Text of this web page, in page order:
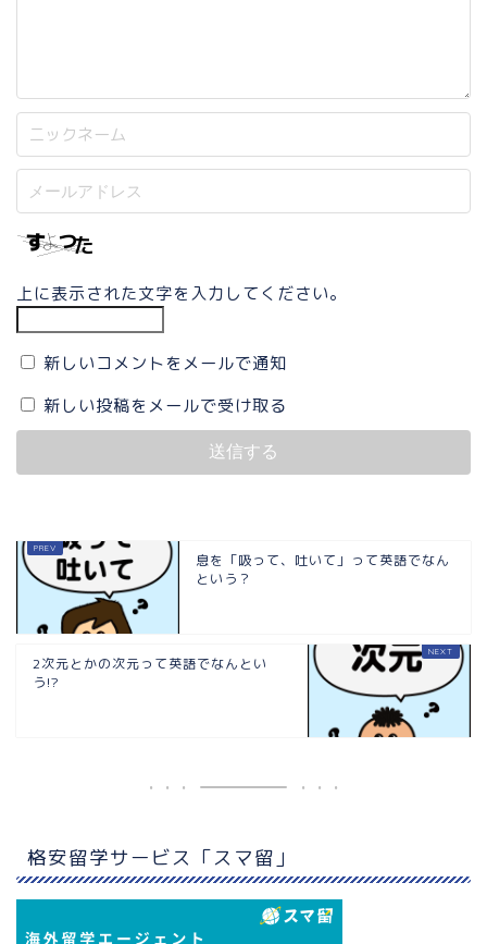
上に表示された文字を入力してください。
新しいコメントをメールで通知
新しい投稿をメールで受け取る
息を「吸って、吐いて」って英語でなん
という？
2次元とかの次元って英語でなんとい
う!?
格安留学サービス「スマ留」